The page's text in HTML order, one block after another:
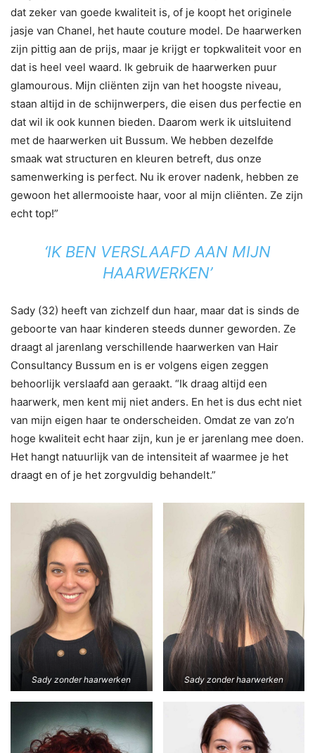
dat zeker van goede kwaliteit is, of je koopt het originele
jasje van Chanel, het haute couture model. De haarwerken
zijn pittig aan de prijs, maar je krijgt er topkwaliteit voor en
dat is heel veel waard. Ik gebruik de haarwerken puur
glamourous. Mijn cliënten zijn van het hoogste niveau,
staan altijd in de schijnwerpers, die eisen dus perfectie en
dat wil ik ook kunnen bieden. Daarom werk ik uitsluitend
met de haarwerken uit Bussum. We hebben dezelfde
smaak wat structuren en kleuren betreft, dus onze
samenwerking is perfect. Nu ik erover nadenk, hebben ze
gewoon het allermooiste haar, voor al mijn cliënten. Ze zijn
echt top!”
‘IK BEN VERSLAAFD AAN MIJN
HAARWERKEN’
Sady (32) heeft van zichzelf dun haar, maar dat is sinds de
geboorte van haar kinderen steeds dunner geworden. Ze
draagt al jarenlang verschillende haarwerken van Hair
Consultancy Bussum en is er volgens eigen zeggen
behoorlijk verslaafd aan geraakt. “Ik draag altijd een
haarwerk, men kent mij niet anders. En het is dus echt niet
van mijn eigen haar te onderscheiden. Omdat ze van zo’n
hoge kwaliteit echt haar zijn, kun je er jarenlang mee doen.
Het hangt natuurlijk van de intensiteit af waarmee je het
draagt en of je het zorgvuldig behandelt.”
Sady zonder haarwerken Sady zonder haarwerken